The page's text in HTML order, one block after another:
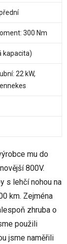
300 Nm
kapacita)
22 kW,
mu do
800V.
s lehčí nohou na
km. Zejména
zhruba o
použili
jsme naměřili